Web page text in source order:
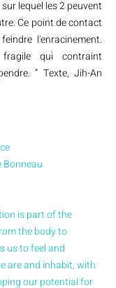
lequel les 2 peuvent
Ce point de contact
l'enracinement.
qui contraint
” Texte, Jih-An
Bonneau
is part of the
the body to
us to feel and
are and inhabit, with
our potential for